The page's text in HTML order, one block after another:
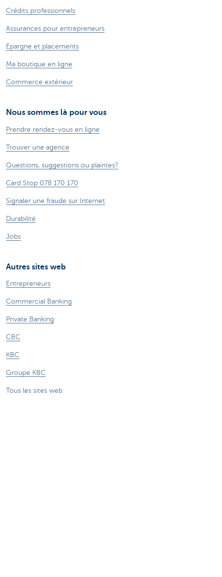
Crédits professionnels
Assurances pour entrepreneurs
Epargne et placements
Ma boutique en ligne
Commerce extérieur
Nous sommes là pour vous
Prendre rendez-vous en ligne
Trouver une agence
Questions, suggestions ou plaintes?
Card Stop 078 170 170
Signaler une fraude sur Internet
Durabilité
Jobs
Autres sites web
Entrepreneurs
Commercial Banking
Private Banking
CBC
KBC
Groupe KBC
Tous les sites web